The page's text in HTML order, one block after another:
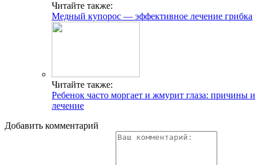
Читайте также:
Медный купорос — эффективное лечение грибка
Читайте также:
Ребенок часто моргает и жмурит глаза: причины и
лечение
Добавить комментарий